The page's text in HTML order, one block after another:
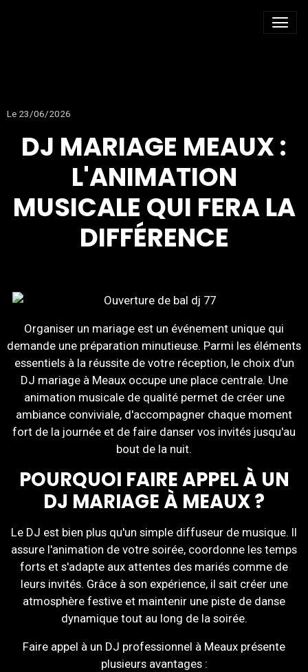
Le 23/06/2026
DJ MARIAGE MEAUX :
L'ANIMATION
MUSICALE QUI FERA LA
DIFFÉRENCE
Organiser un mariage est un événement unique qui
demande une préparation minutieuse. Parmi les éléments
essentiels à la réussite de votre réception, le choix d'un
DJ mariage à Meaux occupe une place centrale. Une
animation musicale de qualité permet de créer une
ambiance conviviale, d'accompagner chaque moment
fort de la journée et de faire danser vos invités jusqu'au
bout de la nuit.
POURQUOI FAIRE APPEL À UN
DJ MARIAGE À MEAUX ?
Le DJ est bien plus qu'un simple diffuseur de musique. Il
assure l'animation de votre soirée, coordonne les temps
forts et s'adapte aux attentes des mariés comme de
leurs invités. Grâce à son expérience, il sait créer une
atmosphère festive et maintenir une piste de danse
dynamique tout au long de la soirée.
Faire appel à un DJ professionnel à Meaux présente
plusieurs avantages :